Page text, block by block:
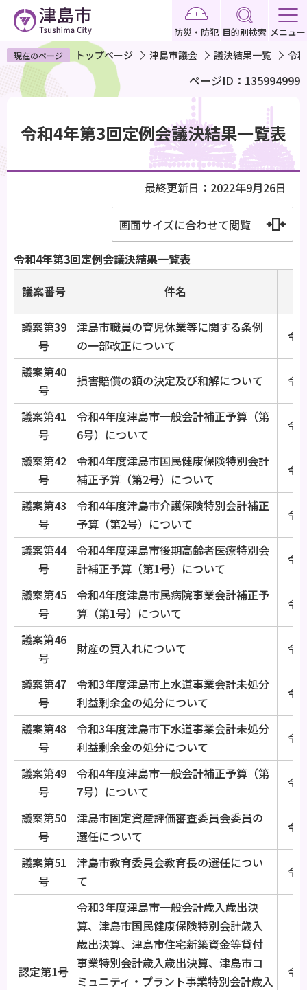
ペ
ー
ジ
で
す
防災・防犯 目的別検索 メニュー
現在のページ トップページ 津島市議会 議決結果一覧 令
ページID：135994999
令和4年第3回定例会議決結果一覧表
最終更新日：2022年9月26日
画面サイズに合わせて閲覧
令和4年第3回定例会議決結果一覧表
議案番号
件名
議案第39
号
津島市職員の育児休業等に関する条例
の一部改正について
令
議案第40
号
損害賠償の額の決定及び和解について 令
議案第41
号
令和4年度津島市一般会計補正予算（第
6号）について
令
議案第42
号
令和4年度津島市国民健康保険特別会計
補正予算（第2号）について
令
議案第43
号
令和4年度津島市介護保険特別会計補正
予算（第2号）について
令
議案第44
号
令和4年度津島市後期高齢者医療特別会
計補正予算（第1号）について
令
議案第45
号
令和4年度津島市民病院事業会計補正予
算（第1号）について
令
議案第46
号
財産の買入れについて 令
議案第47
号
令和3年度津島市上水道事業会計未処分
利益剰余金の処分について
令
議案第48
号
令和3年度津島市下水道事業会計未処分
利益剰余金の処分について
令
議案第49
号
令和4年度津島市一般会計補正予算（第
7号）について
令
議案第50
号
津島市固定資産評価審査委員会委員の
選任について
令
議案第51
号
津島市教育委員会教育長の選任につい
て
令
認定第1号
令和3年度津島市一般会計歳入歳出決
算、津島市国民健康保険特別会計歳入
歳出決算、津島市住宅新築資金等貸付
事業特別会計歳入歳出決算、津島市コ
ミュニティ・プラント事業特別会計歳入
令